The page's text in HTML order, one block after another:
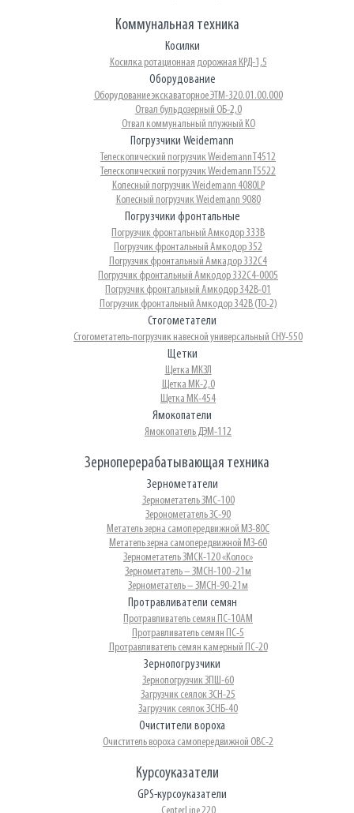
Коммунальная техника
Косилки
Косилка ротационная дорожная КРД-1,5
Оборудование
Оборудование экскаваторное ЭТМ-320.01.00.000
Отвал бульдозерный ОБ-2,0
Отвал коммунальный плужный КО
Погрузчики Weidemann
Телескопический погрузчик Weidemann T4512
Телескопический погрузчик Weidemann T5522
Колесный погрузчик Weidemann 4080LP
Колесный погрузчик Weidemann 9080
Погрузчики фронтальные
Погрузчик фронтальный Амкодор 333В
Погрузчик фронтальный Амкодор 352
Погрузчик фронтальный Амкадор 332С4
Погрузчик фронтальный Амкодор 332С4-0005
Погрузчик фронтальный Амкодор 342В-01
Погрузчик фронтальный Амкодор 342В (ТО-2)
Стогометатели
Стогометатель-погрузчик навесной универсальный СНУ-550
Щетки
Щетка МКЗЛ
Щетка МК-2,0
Щетка МК-454
Ямокопатели
Ямокопатель ДЭМ-112
Зерноперерабатывающая техника
Зернометатели
Зернометатель ЗМС-100
Зеронометатель ЗС-90
Метатель зерна самопередвижной МЗ-80С
Метатель зерна самопередвижной МЗ-60
Зернометатель ЗМСК-120 «Колос»
Зернометатель – ЗМСН-100 -21м
Зернометатель – ЗМСН-90-21м
Протравливатели семян
Протравливатель семян ПС-10АМ
Протравливатель семян ПС-5
Протравливатель семян камерный ПС-20
Зернопогрузчики
Зернопогрузчик ЗПШ-60
Загрузчик сеялок ЗСН-25
Загрузчик сеялок ЗСНБ-40
Очистители вороха
Очиститель вороха самопередвижной ОВС-2
Курсоуказатели
GPS-курсоуказатели